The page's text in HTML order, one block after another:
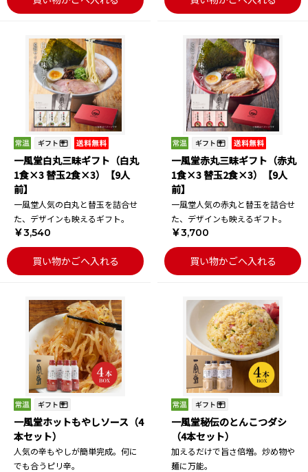
一風堂白丸三昧ギフト（白丸
1食×3 替玉2食×3）【9人
前】
一風堂人気の白丸と替玉を詰合せ
た、デザインも映えるギフト。
￥3,540
買い物かごへ入れる
一風堂赤丸三昧ギフト（赤丸
1食×3 替玉2食×3）【9人
前】
一風堂人気の赤丸と替玉を詰合せ
た、デザインも映えるギフト。
￥3,700
買い物かごへ入れる
一風堂ホットもやしソース（4
本セット）
人気の辛もやしが簡単完成。何に
でも合うピリ辛。
一風堂秘伝のとんこつダシ
（4本セット）
加えるだけで旨さ倍増。炒め物や
麺に万能。